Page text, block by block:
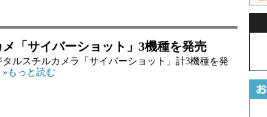
「サイバーショット」3機種を発売
タルスチルカメラ「サイバーショット」計3機種を発
»もっと読む